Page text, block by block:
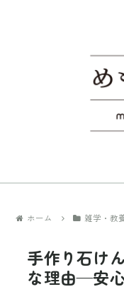
ホーム 雑学・教
手作り石け
な理由—安